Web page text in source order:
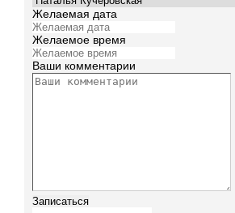
Желаемая дата
Желаемое время
Ваши комментарии